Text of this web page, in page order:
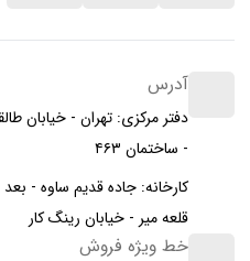
آدرس
دفتر مرکزی: تهران - خیابان
- ساختمان ۴۶۳
کارخانه: جاده قدیم ساوه -
قلعه میر - خیابان رینگ کار
خط ویژه فروش